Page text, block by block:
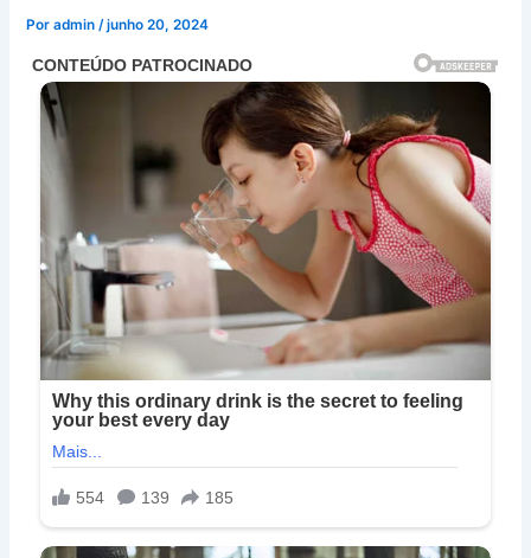
Poradmin/junho 20, 2024